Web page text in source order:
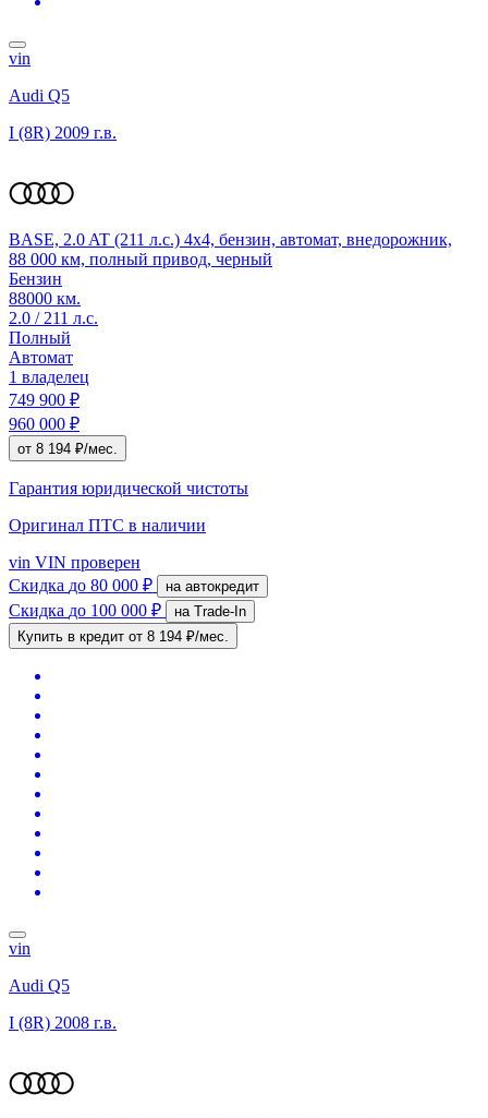
vin
Audi Q5
I (8R) 2009 г.в.
BASE, 2.0 AT (211 л.с.) 4x4, бензин, автомат, внедорожник,
88 000 км, полный привод, черный
Бензин
88000 км.
2.0 / 211 л.с.
Полный
Автомат
1 владелец
749 900 ₽
960 000 ₽
от 8 194 ₽/мес.
Гарантия юридической чистоты
Оригинал ПТС в наличии
vin VIN проверен
Скидка до 80 000 ₽ на автокредит
Скидка до 100 000 ₽
на Trade-In
Купить в кредит от 8 194 ₽/мес.
vin
Audi Q5
I (8R) 2008 г.в.